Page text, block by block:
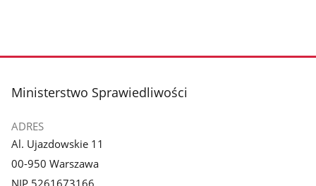
stopka
Ministerstwo Sprawiedliwości
ADRES
Al. Ujazdowskie 11
00-950 Warszawa
NIP 5261673166